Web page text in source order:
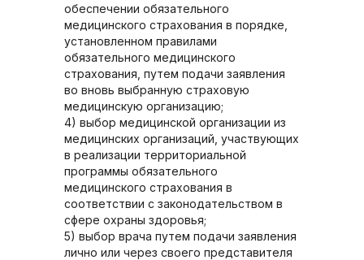
обеспечении обязательного
медицинского страхования в порядке,
установленном правилами
обязательного медицинского
страхования, путем подачи заявления
во вновь выбранную страховую
медицинскую организацию;
4) выбор медицинской организации из
медицинских организаций, участвующих
в реализации территориальной
программы обязательного
медицинского страхования в
соответствии с законодательством в
сфере охраны здоровья;
5) выбор врача путем подачи заявления
лично или через своего представителя